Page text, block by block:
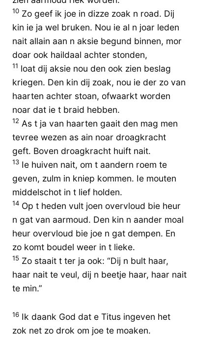
10 Zo geef ik joe in dizze zoak n road. Dij
kin ie ja wel bruken. Nou ie al n joar leden
nait allain aan n aksie begund binnen, mor
doar ook haildaal achter stonden,
11 loat dij aksie nou den ook zien beslag
kriegen. Den kin dij zoak, nou ie der zo van
haarten achter stoan, ofwaarkt worden
noar dat ie t braid hebben.
12 As t ja van haarten gaait den mag men
tevree wezen as ain noar droagkracht
geft. Boven droagkracht huift nait.
13 Ie huiven nait, om t aandern roem te
geven, zulm in kniep kommen. Ie mouten
middelschot in t lief holden.
14 Op t heden vult joen overvloud bie heur
n gat van aarmoud. Den kin n aander moal
heur overvloud bie joe n gat dempen. En
zo komt boudel weer in t lieke.
15 Zo staait t ter ja ook: “Dij n bult haar,
haar nait te veul, dij n beetje haar, haar nait
te min.”
16 Ik daank God dat e Titus ingeven het
zok net zo drok om joe te moaken.